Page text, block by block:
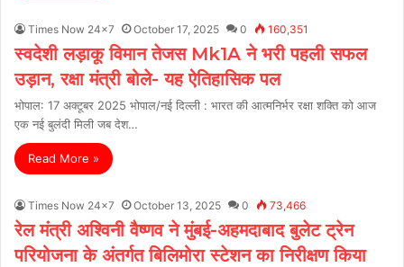
Times Now 24x7 October 17, 2025 0 160,351
स्वदेशी लड़ाकू विमान तेजस Mk1A ने भरी पहली सफल
उड़ान, रक्षा मंत्री बोले- यह ऐतिहासिक पल
भोपाल: 17 अक्टूबर 2025 भोपाल/नई दिल्ली : भारत की आत्मनिर्भर रक्षा शक्ति को आज
एक नई बुलंदी मिली जब देश…
Read More »
Times Now 24x7 October 13, 2025 0 73,466
रेल मंत्री अश्विनी वैष्णव ने मुंबई-अहमदाबाद बुलेट ट्रेन
परियोजना के अंतर्गत बिलिमोरा स्टेशन का निरीक्षण किया